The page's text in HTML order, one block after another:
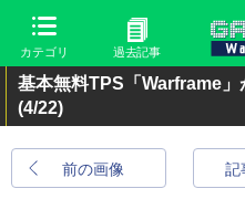
カテゴリ 過去記事
基本無料TPS「Warframe
(4/22)
前の画像 記